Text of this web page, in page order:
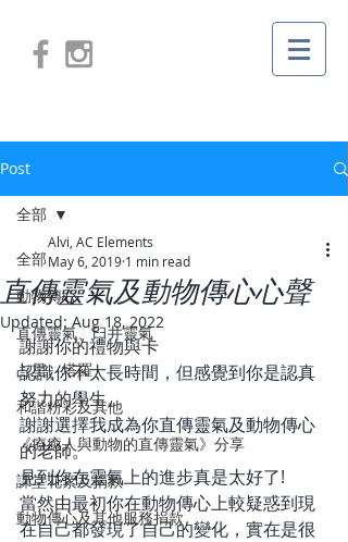
Post
全部
動物傳心
直傳靈氣、臼井靈氣
占星、塔羅
和諧粉彩及其他
《療癒人與動物的直傳靈氣》分享
課堂花絮及捐款
動物傳心及其他服務捐款
全部
直傳靈氣及動物傳心心聲
Alvi, AC Elements
May 6, 2019 1 min read
Updated: Aug 18, 2022
謝謝你的禮物與卡
認識你不太長時間，但感覺到你是認真
努力的學生。
謝謝選擇我成為你直傳靈氣及動物傳心
的老師。
見到你在靈氣上的進步真是太好了!
當然由最初你在動物傳心上較疑惑到現
在自己都發現了自己的變化，實在是很